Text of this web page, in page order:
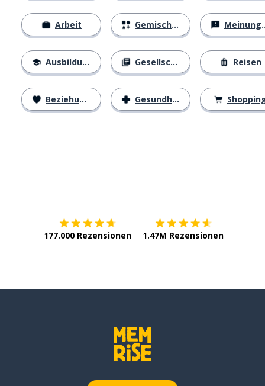
Arbeit
Ausbildung
Beziehungen
Gemischtes
Gesellschaft
Gesundheit
Meinungen
Reisen
177.000 Rezensionen 1.47M Rezensionen